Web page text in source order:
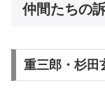
仲間たちの
重三郎・杉田